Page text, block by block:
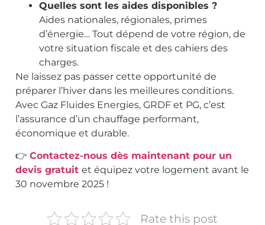
Quelles sont les aides disponibles ?
Aides nationales, régionales, primes
d’énergie… Tout dépend de votre région, de
votre situation fiscale et des cahiers des
charges.
Ne laissez pas passer cette opportunité de
préparer l’hiver dans les meilleures conditions.
Avec Gaz Fluides Energies, GRDF et PG, c’est
l’assurance d’un chauffage performant,
économique et durable.
👉Contactez-nous dès maintenant pour un
devis gratuitet équipez votre logement avant le
30 novembre 2025 !
Rate this post